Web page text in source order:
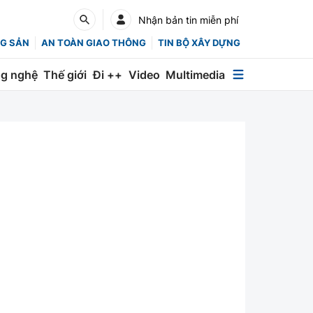
Nhận bản tin miễn phí
SẢN AN TOÀN GIAO THÔNG TIN BỘ XÂY DỰNG
nghệ Thế giới Đi ++ Video Multimedia